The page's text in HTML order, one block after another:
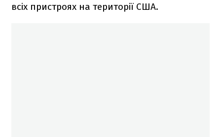
всіх пристроях на території США.